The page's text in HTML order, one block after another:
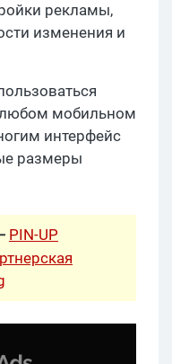
рекламы,
изменения и
мобильном
интерфейс
размеры
PIN-UP